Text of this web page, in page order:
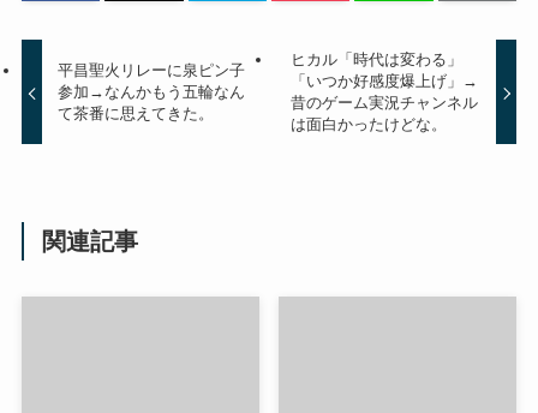
平昌聖火リレーに泉ピン子
参加→なんかもう五輪なん
て茶番に思えてきた。
ヒカル「時代は変わる」
「いつか好感度爆上げ」→
昔のゲーム実況チャンネル
は面白かったけどな。
関連記事